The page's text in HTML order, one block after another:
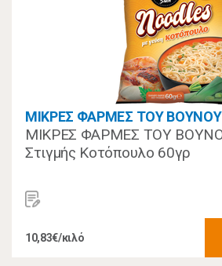
ΜΙΚΡΕΣ ΦΑΡΜΕΣ ΤΟΥ ΒΟΥΝΟΥ
ΜΙΚΡΕΣ ΦΑΡΜΕΣ ΤΟΥ
Στιγμής Κοτόπουλο 60γρ
10,83€/κιλό